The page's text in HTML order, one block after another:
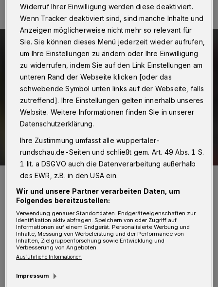
WSV-Trainer Andreas Zimmermann will den Abwärtstrend stoppen.
Von Jörn Koldehoff
s war ruhig in den vergangenen Tagen
Widerruf Ihrer Einwilligung werden diese deaktiviert.
Wenn Tracker deaktiviert sind, sind manche Inhalte und
Anzeigen möglicherweise nicht mehr so relevant für
Sie. Sie können dieses Menü jederzeit wieder aufrufen,
um Ihre Einstellungen zu ändern oder Ihre Einwilligung
zu widerrufen, indem Sie auf den Link Einstellungen am
unteren Rand der Webseite klicken [oder das
schwebende Symbol unten links auf der Webseite, falls
zutreffend]. Ihre Einstellungen gelten innerhalb unseres
Website. Weitere Informationen finden Sie in unserer
Datenschutzerklärung.
Ihre Zustimmung umfasst alle wuppertaler-
rundschau.de-Seiten und schließt gem. Art. 49 Abs. 1 S.
1 lit. a DSGVO auch die Datenverarbeitung außerhalb
des EWR, z.B. in den USA ein.
Wir und unsere Partner verarbeiten Daten, um
Folgendes bereitzustellen:
Verwendung genauer Standortdaten. Endgeräteeigenschaften zur
Identifikation aktiv abfragen. Speichern von oder Zugriff auf
Informationen auf einem Endgerät. Personalisierte Werbung und
Inhalte, Messung von Werbeleistung und der Performance von
Inhalten, Zielgruppenforschung sowie Entwicklung und
Verbesserung von Angeboten.
Ausführliche Informationen
Impressum